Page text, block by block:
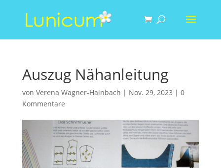
Auszug Nähanleitung
von Verena Wagner-Hainbach | Nov. 29, 2023 | 0
Kommentare